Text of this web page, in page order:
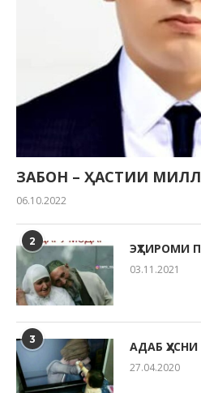
ЗАБОН – ҲАСТИИ
06.10.2022
2 ЭҲТИРОМИ
03.11.2021
3 АДАБ
27.04.2020